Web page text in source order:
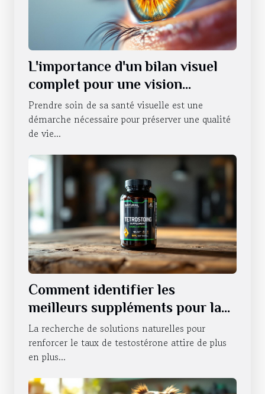
L'importance d'un bilan visuel
complet pour une vision
optimale
Prendre soin de sa santé visuelle est une
démarche nécessaire pour préserver une qualité
de vie...
Comment identifier les
meilleurs suppléments pour la
testostérone ?
La recherche de solutions naturelles pour
renforcer le taux de testostérone attire de plus
en plus...